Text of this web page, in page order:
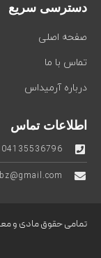
دسترسی سریع
صفحه اصلی
تماس با ما
درباره آرمیداس
اطلاعات تماس
04135536796
تمامی حقوق مادی و